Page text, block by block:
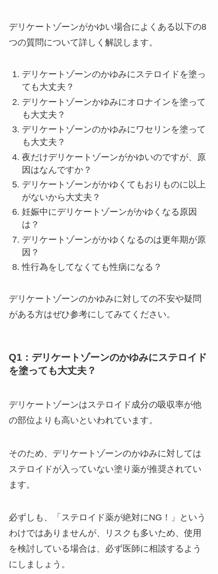
デリケートゾーンがかゆい場合によくある以下の8
つの質問について詳しく解説します。
デリケートゾーンのかゆみにステロイドを塗っ
ても大丈夫？
デリケートゾーンかゆみにオロナインを塗って
も大丈夫？
デリケートゾーンのかゆみにワセリンを塗って
も大丈夫？
夜だけデリケートゾーンがかゆいのですが、原
因はなんですか？
デリケートゾーンがかゆくてもおりものに以上
がないから大丈夫？
妊娠中にデリケートゾーンがかゆくなる原因
は？
デリケートゾーンがかゆくなるのは更年期が原
因？
性行為をしてなくても性病になる？
デリケートゾーンのかゆみに対しての不安や疑問
がある方はぜひ参考にしてみてください。
Q1：デリケートゾーンのかゆみにステロイド
を塗っても大丈夫？
デリケートゾーンはステロイド成分の吸収率が他
の部位よりも高いといわれています。
そのため、デリケートゾーンのかゆみに対しては
ステロイドが入っていない塗り薬が推奨されてい
ます。
必ずしも、「ステロイド薬が絶対にNG！」という
わけではありませんが、リスクも多いため、使用
を検討している場合は、必ず医師に相談するよう
にしましょう。